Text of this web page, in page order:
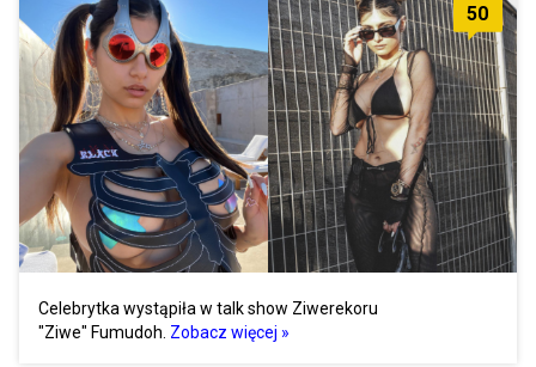
50
Celebrytka wystąpiła w talk show Ziwerekoru
"Ziwe" Fumudoh. Zobacz więcej »